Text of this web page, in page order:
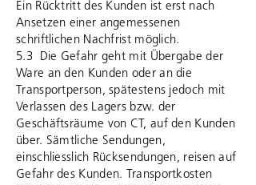
Ein Rücktritt des Kunden ist erst nach
Ansetzen einer angemessenen
schriftlichen Nachfrist möglich.
5.3 Die Gefahr geht mit Übergabe der
Ware an den Kunden oder an die
Transportperson, spätestens jedoch mit
Verlassen des Lagers bzw. der
Geschäftsräume von CT, auf den Kunden
über. Sämtliche Sendungen,
einschliesslich Rücksendungen, reisen auf
Gefahr des Kunden. Transportkosten